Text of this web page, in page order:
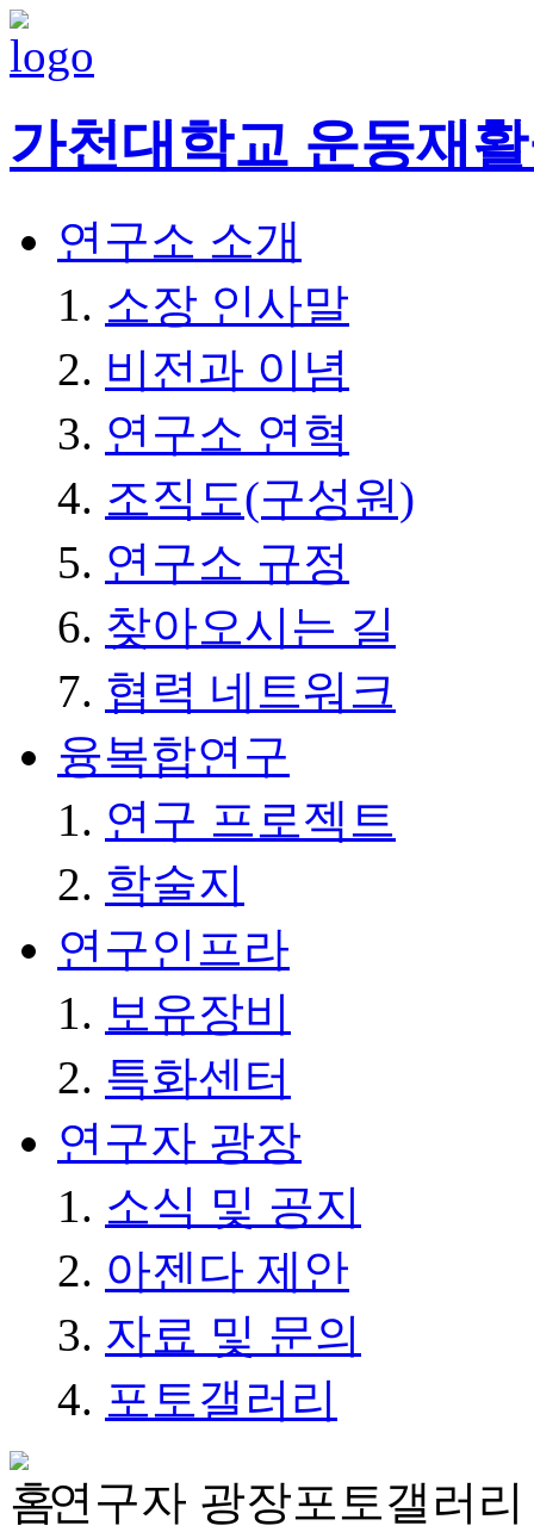
가천대학교 운동재
연구소 소개
소장 인사말
비전과 이념
연구소 연혁
조직도(구성원)
연구소 규정
찾아오시는 길
협력 네트워크
융복합연구
연구 프로젝트
학술지
연구인프라
보유장비
특화센터
연구자 광장
소식 및 공지
아젠다 제안
자료 및 문의
포토갤러리
연구자 광장포토갤러리